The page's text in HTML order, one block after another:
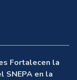
Fortalecen la
SNEPA en la